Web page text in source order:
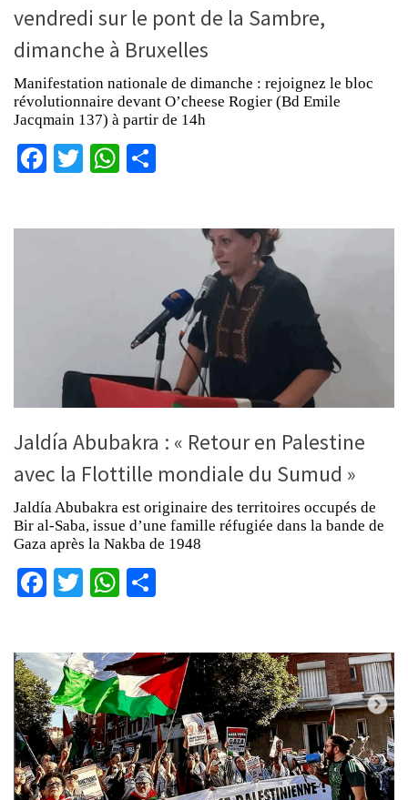
vendredi sur le pont de la Sambre,
dimanche à Bruxelles
Manifestation nationale de dimanche : rejoignez le bloc
révolutionnaire devant O’cheese Rogier (Bd Emile
Jacqmain 137) à partir de 14h
Facebook
TwitterWhatsApp
Jaldía Abubakra : « Retour en Palestine
avec la Flottille mondiale du Sumud »
Jaldía Abubakra est originaire des territoires occupés de
Bir al-Saba, issue d’une famille réfugiée dans la bande de
Gaza après la Nakba de 1948
Facebook
TwitterWhatsApp